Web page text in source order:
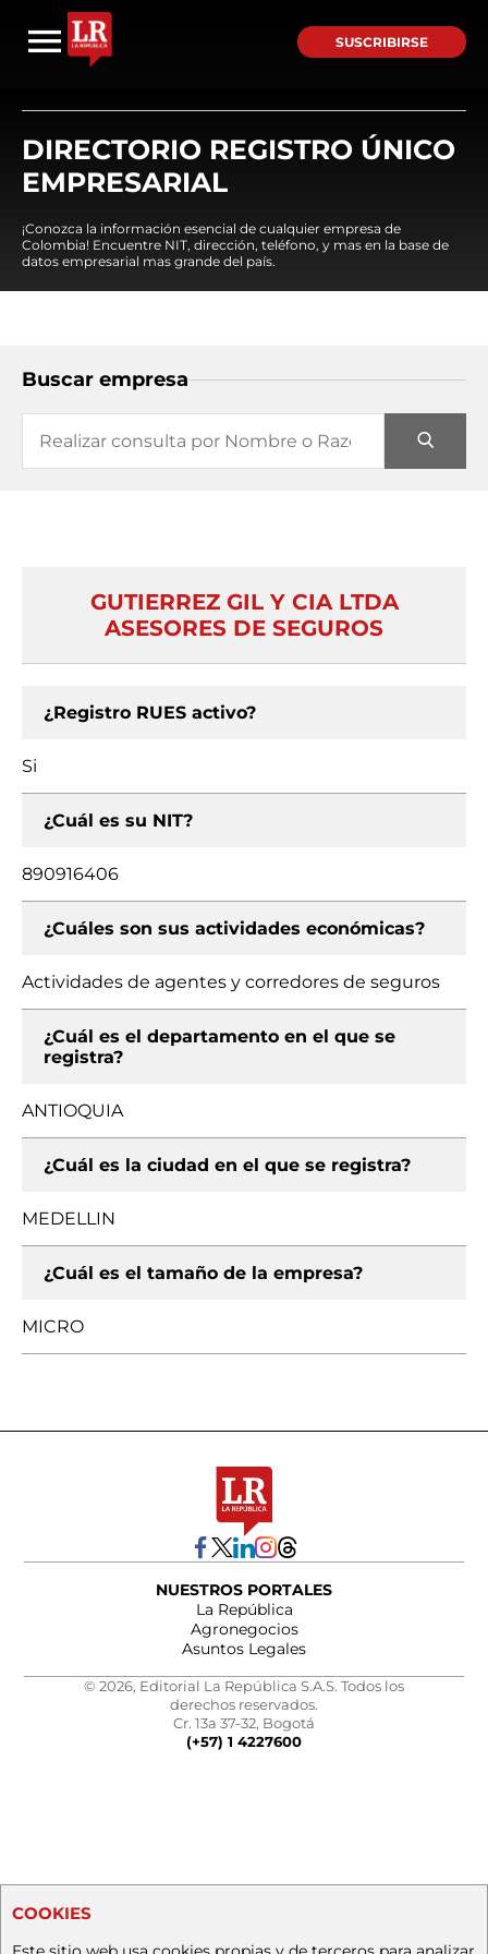
SUSCRIBIRSE
DIRECTORIO REGISTRO ÚNICO
EMPRESARIAL
¡Conozca la información esencial de cualquier empresa de
Colombia! Encuentre NIT, dirección, teléfono, y mas en la base de
datos empresarial mas grande del país.
Buscar empresa
GUTIERREZ GIL Y CIA LTDA
ASESORES DE SEGUROS
¿Registro RUES activo?
Si
¿Cuál es su NIT?
890916406
¿Cuáles son sus actividades económicas?
Actividades de agentes y corredores de seguros
¿Cuál es el departamento en el que se
registra?
ANTIOQUIA
¿Cuál es la ciudad en el que se registra?
MEDELLIN
¿Cuál es el tamaño de la empresa?
MICRO
NUESTROS PORTALES
La República
Agronegocios
Asuntos Legales
© 2026, Editorial La República S.A.S. Todos los
derechos reservados.
Cr. 13a 37-32, Bogotá
(+57) 1 4227600
COOKIES